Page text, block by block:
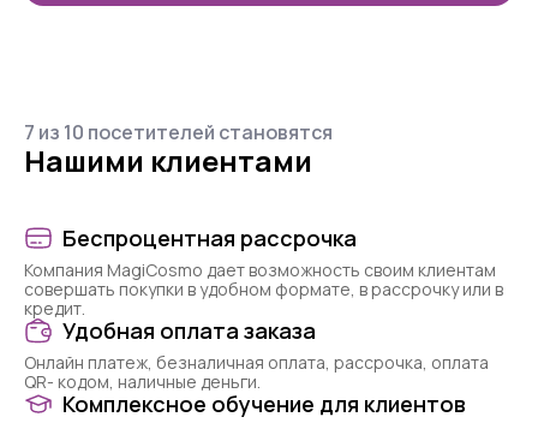
7 из 10 посетителей становятся
Нашими клиентами
Беспроцентная рассрочка
Компания MagiCosmo дает возможность своим клиентам
совершать покупки в удобном формате, в рассрочку или в
кредит.
Удобная оплата заказа
Онлайн платеж, безналичная оплата, рассрочка, оплата
QR- кодом, наличные деньги.
Комплексное обучение для клиентов